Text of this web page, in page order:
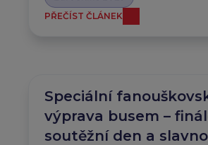
PŘEČÍST ČLÁNEK
Speciální
výprava busem –
soutěžní den a